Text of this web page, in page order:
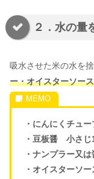
２．水の量
吸水させた米の水を捨
ー・オイスターソー
・にんにくチュ
・豆板醤 小さじ
・ナンプラー又
・オイスターソ